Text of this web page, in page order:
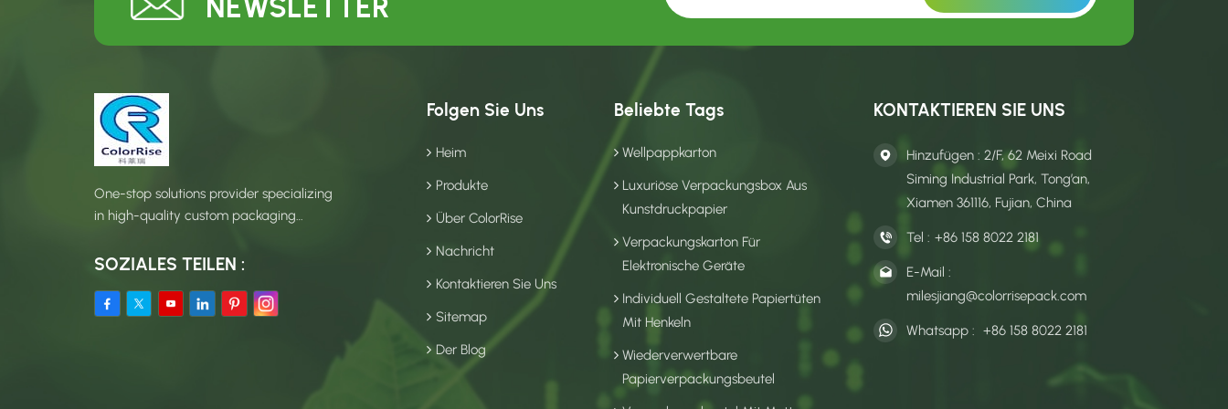
NEWSLETTER
One-stop solutions provider specializing
in high-quality custom packaging
SOZIALES TEILEN :
Folgen Sie Uns
Heim
Produkte
Über ColorRise
Nachricht
Kontaktieren Sie Uns
Sitemap
Der Blog
Beliebte Tags
Wellpappkarton
Luxuriöse Verpackungsbox Aus
Kunstdruckpapier
Verpackungskarton Für
Elektronische Geräte
Individuell Gestaltete Papiertüten
Mit Henkeln
Wiederverwertbare
Papierverpackungsbeutel
KONTAKTIEREN SIE UNS
Hinzufügen : 2/F, 62 Meixi Road
Siming Industrial Park, Tong’an,
Xiamen 361116, Fujian, China
Tel : +86 158 8022 2181
E-Mail :
milesjiang@colorrisepack.com
Whatsapp : +86 158 8022 2181